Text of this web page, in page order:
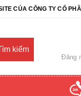
CÔNG TY CỔ PHẦN ĐÁ
Đăng